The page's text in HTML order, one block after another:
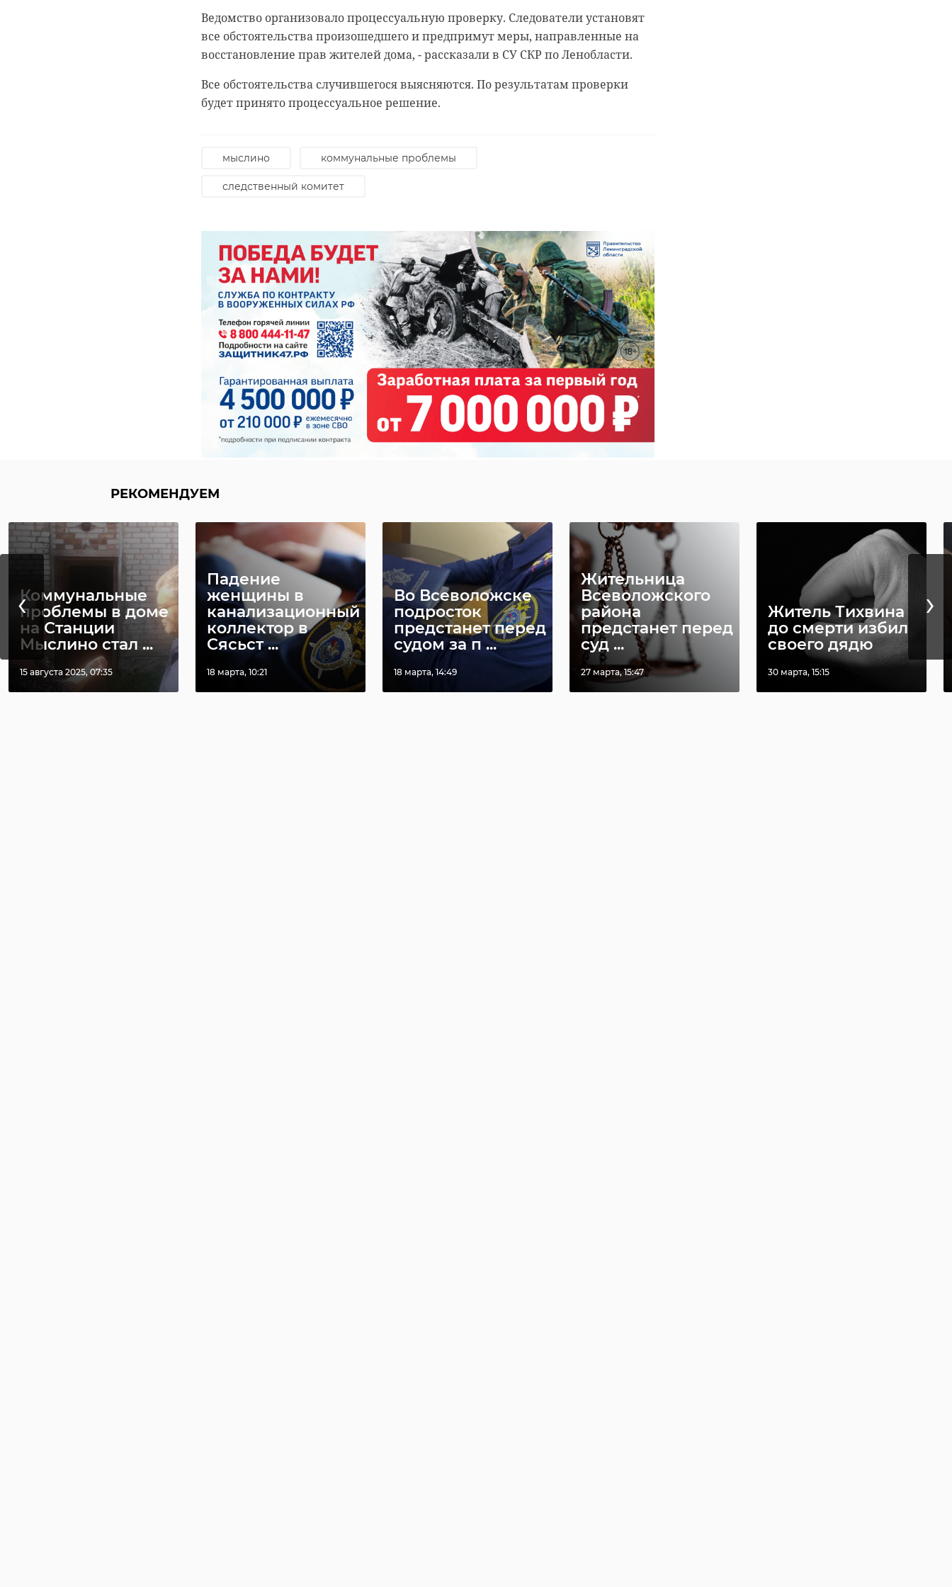
Ведомство организовало процессуальную проверку. Следователи установят
все обстоятельства произошедшего и предпримут меры, направленные на
восстановление прав жителей дома, - рассказали в СУ СКР по Ленобласти.
Все обстоятельства случившегося выясняются. По результатам проверки
будет принято процессуальное решение.
мыслино коммунальные проблемы
следственный комитет
РЕКОМЕНДУЕМ
Коммунальные
проблемы в доме
на Станции
Мыслино стал ...
15 августа 2025, 07:35
Падение
женщины в
канализационный
коллектор в
Сясьст ...
18 марта, 10:21
Во Всеволожске
подросток
предстанет перед
судом за п ...
18 марта, 14:49
Жительница
Всеволожского
района
предстанет перед
суд ...
27 марта, 15:47
Житель Тихвина
до смерти избил
своего дядю
30 марта, 15:15
‹ ›
суд
РЕКОМЕНДУЕМ
В Ленинградской
области
помощника
машиниста
Житель
Лодейного Поля
получил год
колонии за
Виновница
смертельной
аварии
предстанет перед